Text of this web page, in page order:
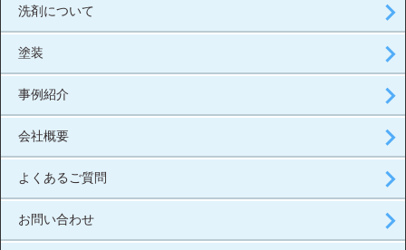
洗剤について
塗装
事例紹介
会社概要
よくあるご質問
お問い合わせ